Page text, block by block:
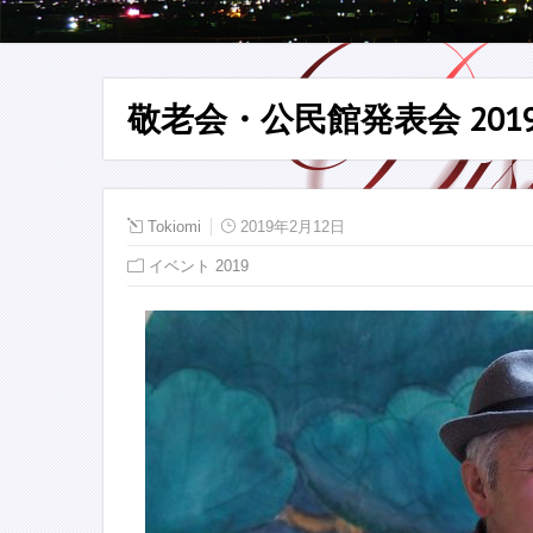
敬老会・公民館発表会
Tokiomi 2019年2月12日
イベント 2019